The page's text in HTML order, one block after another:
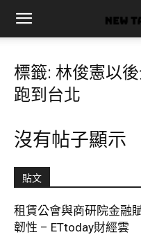
標籤: 林俊憲以
跑到台北
沒有帖子顯示
貼文
租賃公會與商研院金融
韌性 – ETtoday財經雲